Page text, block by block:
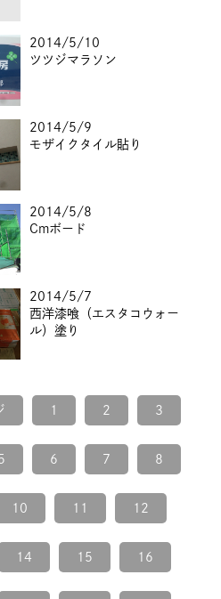
2014/5/10
ツツジマラソン
2014/5/9
モザイクタイル貼り
2014/5/8
Cmボード
2014/5/7
西洋漆喰（エスタコウォー
ル）塗り
1 2 3
6 7 8
10 11 12
14 15 16